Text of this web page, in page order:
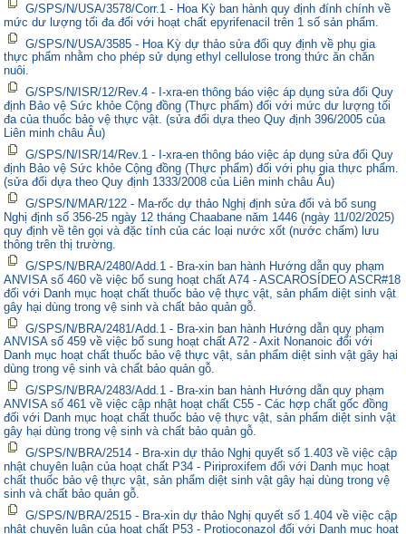
G/SPS/N/USA/3578/Corr.1 - Hoa Kỳ ban hành quy định đính chính về
mức dư lượng tối đa đối với hoạt chất epyrifenacil trên 1 số sản phẩm.
G/SPS/N/USA/3585 - Hoa Kỳ dự thảo sửa đổi quy định về phụ gia
thực phẩm nhằm cho phép sử dụng ethyl cellulose trong thức ăn chăn
nuôi.
G/SPS/N/ISR/12/Rev.4 - I-xra-en thông báo việc áp dụng sửa đổi Quy
định Bảo vệ Sức khỏe Cộng đồng (Thực phẩm) đối với mức dư lượng tối
đa của thuốc bảo vệ thực vật. (sửa đổi dựa theo Quy định 396/2005 của
Liên minh châu Âu)
G/SPS/N/ISR/14/Rev.1 - I-xra-en thông báo việc áp dụng sửa đổi Quy
định Bảo vệ Sức khỏe Cộng đồng (Thực phẩm) đối với phụ gia thực phẩm.
(sửa đổi dựa theo Quy định 1333/2008 của Liên minh châu Âu)
G/SPS/N/MAR/122 - Ma-rốc dự thảo Nghị định sửa đổi và bổ sung
Nghị định số 356-25 ngày 12 tháng Chaabane năm 1446 (ngày 11/02/2025)
quy định về tên gọi và đặc tính của các loại nước xốt (nước chấm) lưu
thông trên thị trường.
G/SPS/N/BRA/2480/Add.1 - Bra-xin ban hành Hướng dẫn quy phạm
ANVISA số 460 về việc bổ sung hoạt chất A74 - ASCAROSÍDEO ASCR#18
đối với Danh mục hoạt chất thuốc bảo vệ thực vật, sản phẩm diệt sinh vật
gây hại dùng trong vệ sinh và chất bảo quản gỗ.
G/SPS/N/BRA/2481/Add.1 - Bra-xin ban hành Hướng dẫn quy phạm
ANVISA số 459 về việc bổ sung hoạt chất A72 - Axit Nonanoic đối với
Danh mục hoạt chất thuốc bảo vệ thực vật, sản phẩm diệt sinh vật gây hại
dùng trong vệ sinh và chất bảo quản gỗ.
G/SPS/N/BRA/2483/Add.1 - Bra-xin ban hành Hướng dẫn quy phạm
ANVISA số 461 về việc cập nhật hoạt chất C55 - Các hợp chất gốc đồng
đối với Danh mục hoạt chất thuốc bảo vệ thực vật, sản phẩm diệt sinh vật
gây hại dùng trong vệ sinh và chất bảo quản gỗ.
G/SPS/N/BRA/2514 - Bra-xin dự thảo Nghị quyết số 1.403 về việc cập
nhật chuyên luận của hoạt chất P34 - Piriproxifem đối với Danh mục hoạt
chất thuốc bảo vệ thực vật, sản phẩm diệt sinh vật gây hại dùng trong vệ
sinh và chất bảo quản gỗ.
G/SPS/N/BRA/2515 - Bra-xin dự thảo Nghị quyết số 1.404 về việc cập
nhật chuyên luận của hoạt chất P53 - Protioconazol đối với Danh mục hoạt